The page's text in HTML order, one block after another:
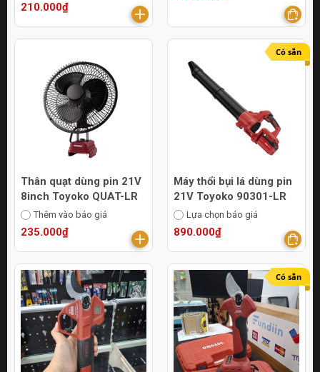
210.000₫
Thân quạt dùng pin 21V
8inch Toyoko QUAT-LR
Thêm vào báo giá
235.000₫
Có sẵn
Máy thổi bụi lá dùng pin
21V Toyoko 90301-LR
Lựa chọn báo giá
890.000₫
Có sẵn